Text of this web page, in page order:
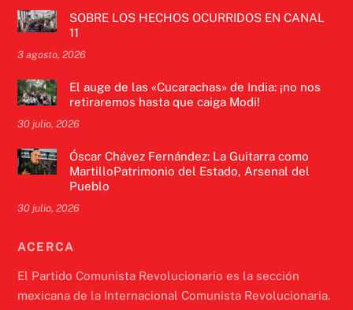
SOBRE LOS HECHOS OCURRIDOS EN CANAL
11
3 agosto, 2026
El auge de las «Cucarachas» de India: ¡no nos
retiraremos hasta que caiga Modi!
30 julio, 2026
Óscar Chávez Fernández: La Guitarra como
MartilloPatrimonio del Estado, Arsenal del
Pueblo
30 julio, 2026
ACERCA
El Partido Comunista Revolucionario es la sección
mexicana de la Internacional Comunista Revolucionaria.